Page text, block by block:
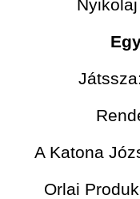
A Katona
Orlai